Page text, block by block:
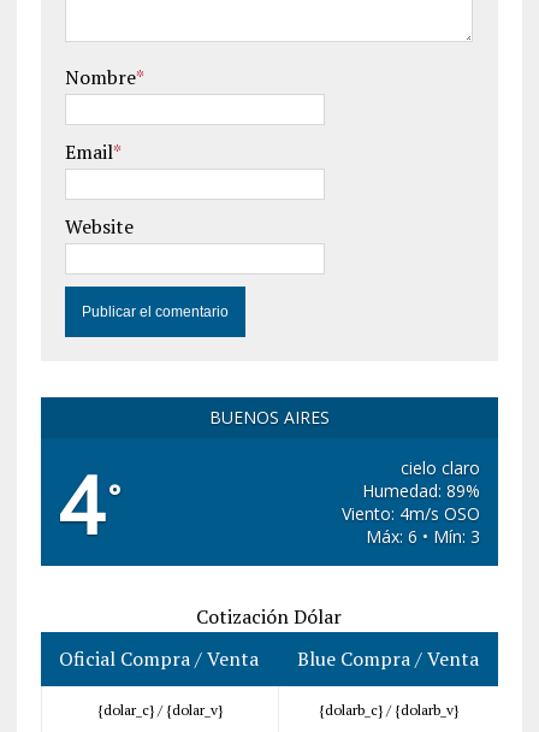
Nombre*
Email*
Website
BUENOS AIRES
4°
cielo claro
Humedad: 89%
Viento: 4m/s OSO
Máx: 6 • Mín: 3
Cotización Dólar
Oficial Compra / Venta
Blue Compra / Venta
{dolar_c} / {dolar_v} {dolarb_c} / {dolarb_v}